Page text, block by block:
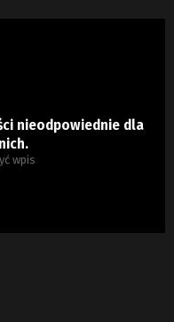
nieodpowiednie dla
wpis